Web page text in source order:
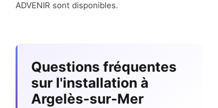
ADVENIR sont disponibles.
Questions fréquentes
sur l'installation à
Argelès-sur-Mer